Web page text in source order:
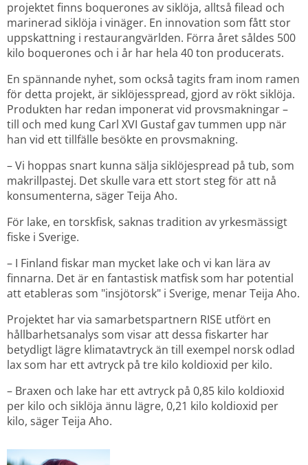
projektet finns boquerones av siklöja, alltså filead och
marinerad siklöja i vinäger. En innovation som fått stor
uppskattning i restaurangvärlden. Förra året såldes 500
kilo boquerones och i år har hela 40 ton producerats.
En spännande nyhet, som också tagits fram inom ramen
för detta projekt, är siklöjesspread, gjord av rökt siklöja.
Produkten har redan imponerat vid provsmakningar –
till och med kung Carl XVI Gustaf gav tummen upp när
han vid ett tillfälle besökte en provsmakning.
– Vi hoppas snart kunna sälja siklöjespread på tub, som
makrillpastej. Det skulle vara ett stort steg för att nå
konsumenterna, säger Teija Aho.
För lake, en torskfisk, saknas tradition av yrkesmässigt
fiske i Sverige.
– I Finland fiskar man mycket lake och vi kan lära av
finnarna. Det är en fantastisk matfisk som har potential
att etableras som "insjötorsk" i Sverige, menar Teija Aho.
Projektet har via samarbetspartnern RISE utfört en
hållbarhetsanalys som visar att dessa fiskarter har
betydligt lägre klimatavtryck än till exempel norsk odlad
lax som har ett avtryck på tre kilo koldioxid per kilo.
– Braxen och lake har ett avtryck på 0,85 kilo koldioxid
per kilo och siklöja ännu lägre, 0,21 kilo koldioxid per
kilo, säger Teija Aho.